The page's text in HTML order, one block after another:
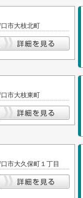
市大枝北町
市大枝東町
市大久保町１丁目